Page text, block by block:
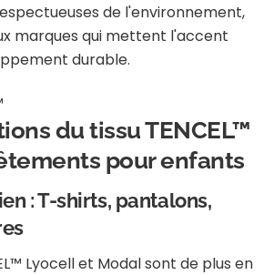
de l'environnement,
marques qui mettent l'accent
durable.
du tissu TENCEL™
pour enfants
: T-shirts, pantalons,
Lyocell et Modal sont de plus en